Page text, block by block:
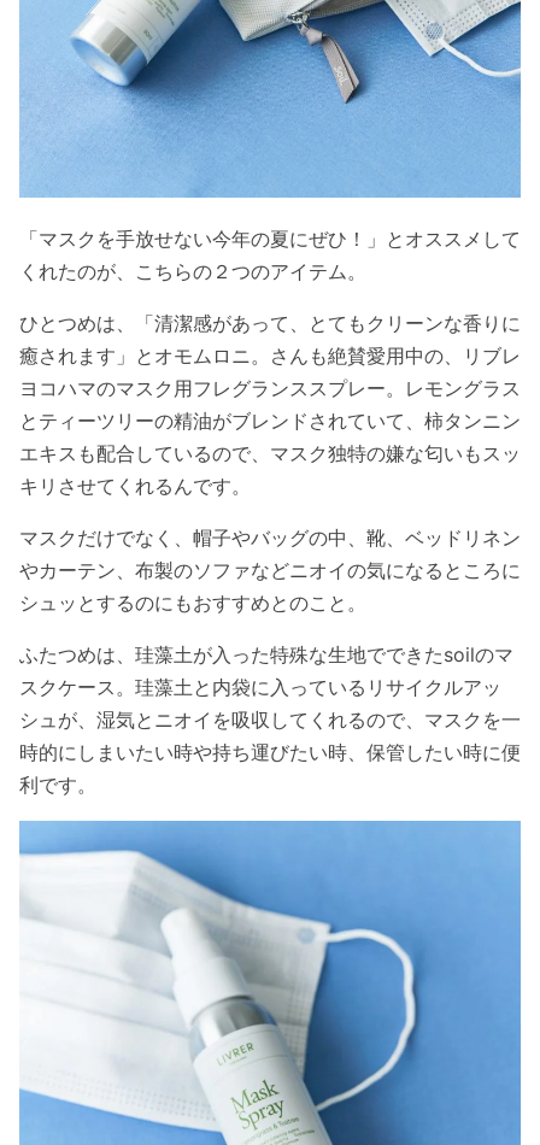
「マスクを手放せない今年の夏にぜひ！」とオススメして
くれたのが、こちらの２つのアイテム。
ひとつめは、「清潔感があって、とてもクリーンな香りに
癒されます」とオモムロニ。さんも絶賛愛用中の、リブレ
ヨコハマのマスク用フレグランススプレー。レモングラス
とティーツリーの精油がブレンドされていて、柿タンニン
エキスも配合しているので、マスク独特の嫌な匂いもスッ
キリさせてくれるんです。
マスクだけでなく、帽子やバッグの中、靴、ベッドリネン
やカーテン、布製のソファなどニオイの気になるところに
シュッとするのにもおすすめとのこと。
ふたつめは、珪藻土が入った特殊な生地でできたsoilのマ
スクケース。珪藻土と内袋に入っているリサイクルアッ
シュが、湿気とニオイを吸収してくれるので、マスクを一
時的にしまいたい時や持ち運びたい時、保管したい時に便
利です。